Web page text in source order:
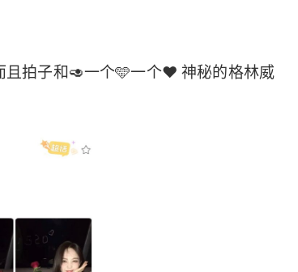
拍子和🥑一个🩵一个❤️ 神秘的格林威